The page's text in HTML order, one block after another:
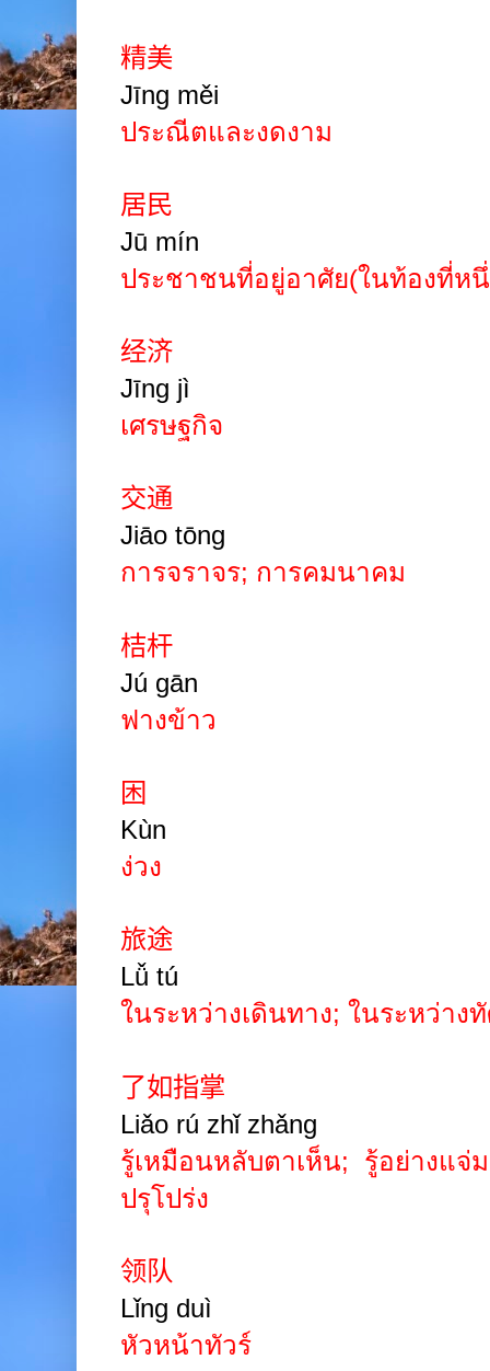
精美
Jīng měi
ประณีตและงดงาม
居民
Jū mín
ประชาชนที่อยู่อาศัย(ในท้องที่ห
经济
Jīng jì
เศรษฐกิจ
交通
Jiāo tōng
การจราจร; การคมนาคม
桔杆
Jú gān
ฟางข้าว
困
Kùn
ง่วง
旅途
Lǚ tú
ในระหว่างเดินทาง; ในระหว่าง
了如指掌
Liǎo rú zhǐ zhǎng
รู้เหมือนหลับตาเห็น;
รู้อย่างแจ่
ปรุโปร่ง
领队
Lǐng duì
หัวหน้าทัวร์